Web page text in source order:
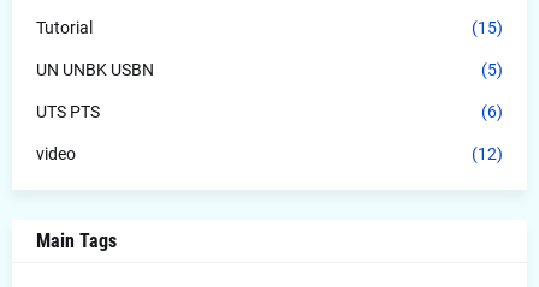
Tutorial (15)
UN UNBK USBN (5)
UTS PTS (6)
video (12)
Main Tags